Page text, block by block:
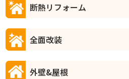
断熱リフォーム
全面改装
外壁&屋根